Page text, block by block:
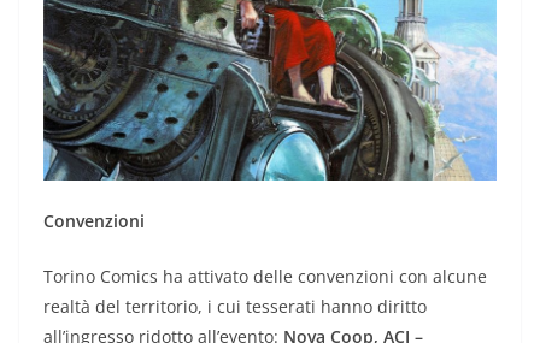
Convenzioni
Torino Comics ha attivato delle convenzioni con alcune
realtà del territorio, i cui tesserati hanno diritto
all’ingresso ridotto all’evento: Nova Coop, ACI –